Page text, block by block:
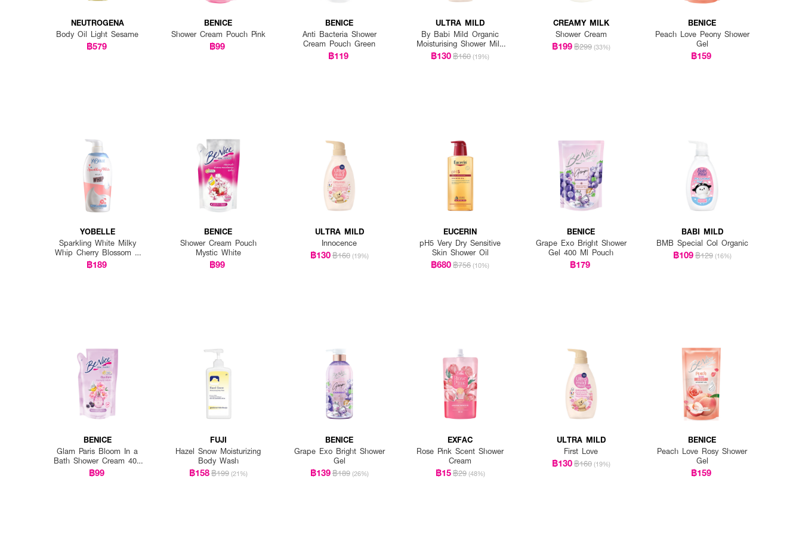
NEUTROGENA
Body Oil Light Sesame
฿579
BENICE
Shower Cream Pouch Pink
฿99
BENICE
Anti Bacteria Shower
Cream Pouch Green
฿119
ULTRA MILD
By Babi Mild Organic
Moisturising Shower Milk
Bedtime Story
฿130฿160 (19%)
CREAMY MILK
Shower Cream
฿199฿299 (33%)
BENICE
Peach Love Peony Shower
Gel
฿159
YOBELLE
Sparkling White Milky
Whip Cherry Blossom &
Milk Body Wash
฿189
BENICE
Shower Cream Pouch
Mystic White
฿99
ULTRA MILD
Innocence
฿130฿160 (19%)
EUCERIN
pH5 Very Dry Sensitive
Skin Shower Oil
฿680฿756 (10%)
BENICE
Grape Exo Bright Shower
Gel 400 Ml Pouch
฿179
BABI MILD
BMB Special Col Organic
฿109฿129 (16%)
BENICE
Glam Paris Bloom In a
Bath Shower Cream 400
ml pouch
฿99
FUJI
Hazel Snow Moisturizing
Body Wash
฿158฿199 (21%)
BENICE
Grape Exo Bright Shower
Gel
฿139฿189 (26%)
EXFAC
Rose Pink Scent Shower
Cream
฿15฿29 (48%)
ULTRA MILD
First Love
฿130฿160 (19%)
BENICE
Peach Love Rosy Shower
Gel
฿159